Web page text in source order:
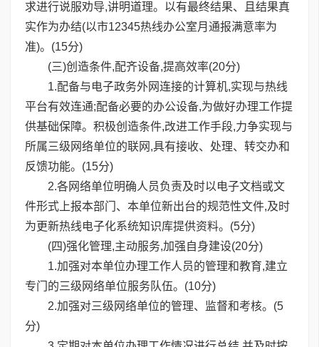
求进行说服劝导,讲明道理。以有最终结果、且结果真
实作为办结(以市12345热线办公室月通报满意率为
准)。(15分)
(三)创造条件,配齐设备,提高效率(20分)
1.配备与电子政务外网连接的计算机,实现与热线
平台有效连通;配备必要的办公设备,为做好办理工作提
供基础保障。积极创造条件,改进工作手段,力争实现与
所属三级网络单位的联网,具有接收、处理、转交办和
反馈功能。(15分)
2.各网络单位明确人员负责及时以电子文档或文
件形式上报本部门、本单位新出台的规范性文件,及时
为更新热线电子化系统知识库提供资料。(5分)
(四)强化管理,主动服务,加强自身建设(20分)
1.加强对本单位办理工作人员的管理和教育,建立
专门的三级网络单位服务队伍。(10分)
2.加强对三级网络单位的管理、监督和考核。(5
分)